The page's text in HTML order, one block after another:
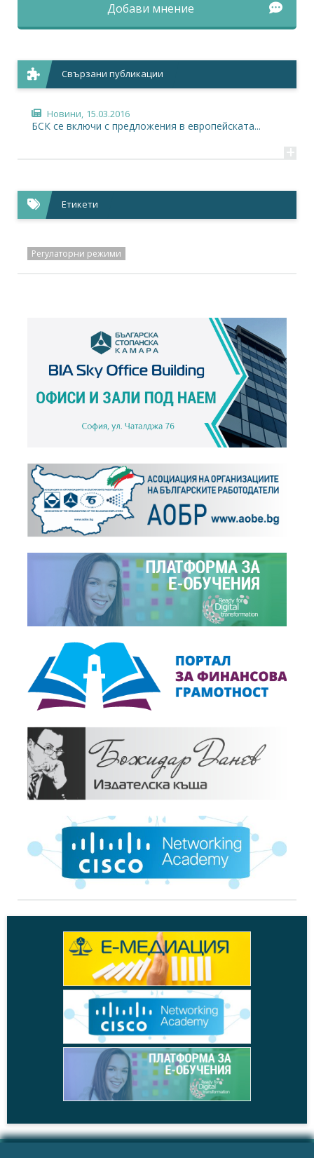
Добави мнение
Свързани публикации
Новини, 15.03.2016
БСК се включи с предложения в европейската...
+
Етикети
Регулаторни режими